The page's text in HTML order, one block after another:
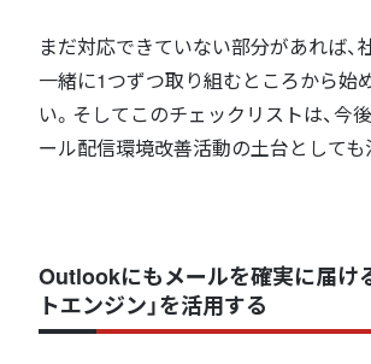
まだ対応できていない部分があれば、
一緒に1つずつ取り組むところから始
い。そしてこのチェックリストは、今
ール配信環境改善活動の土台としても
Outlookにもメールを確実に届け
トエンジン」を活用する